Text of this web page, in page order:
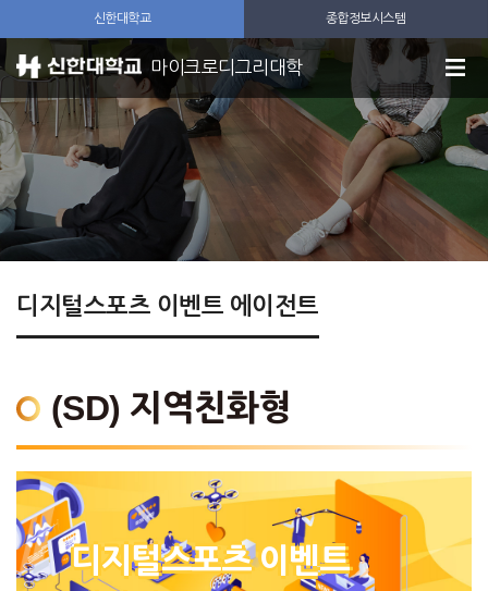
신한대학교 종합정보시스템
마이크로디그리대학
디지털스포츠 이벤트 에이전트
(SD) 지역친화형
디지털스포츠 이벤트